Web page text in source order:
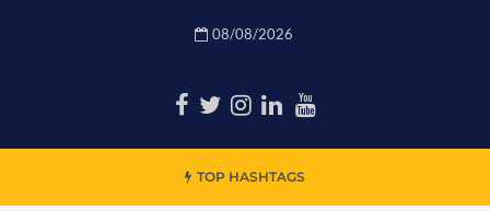
08/08/2026
TOP HASHTAGS